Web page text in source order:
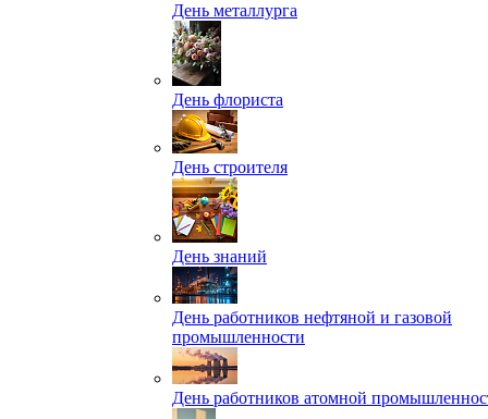
День металлурга
День флориста
День строителя
День знаний
День работников нефтяной и газовой
промышленности
День работников атомной